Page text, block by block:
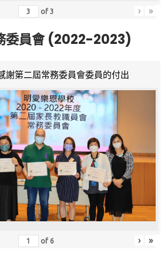
of3 › »
委員會 (2022-2023)
謝第二屆常務委員會委員的付出
of 6 › »